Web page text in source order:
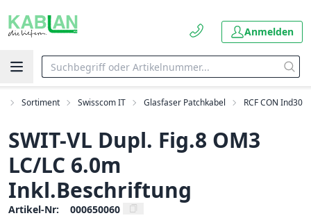
Anmelden
Sortiment Swisscom IT Glasfaser Patchkabel RCF CON Ind30
SWIT-VL Dupl. Fig.8 OM3
LC/LC 6.0m
Inkl.Beschriftung
Artikel-Nr: 000650060